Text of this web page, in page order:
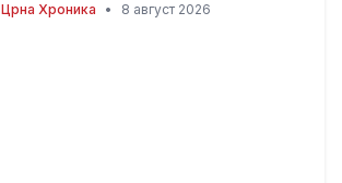
годишници избодени со нож,
Црна Хроника • 8 август 2026